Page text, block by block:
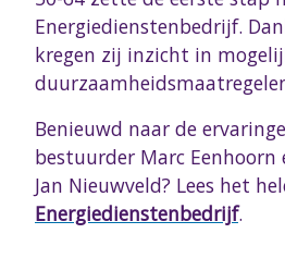
Energiedienstenbedrijf.
kregen zij inzicht in
Benieuwd naar de
bestuurder Marc Eenhoorn
Jan Nieuwveld? Lees het
Energiedienstenbedrijf.